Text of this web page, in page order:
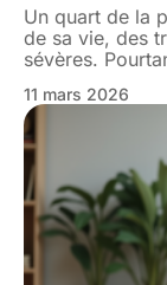
Un quart de la
de sa vie, des
sévères.
11 mars 2026